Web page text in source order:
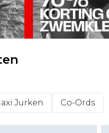
Jurken Co-Ords